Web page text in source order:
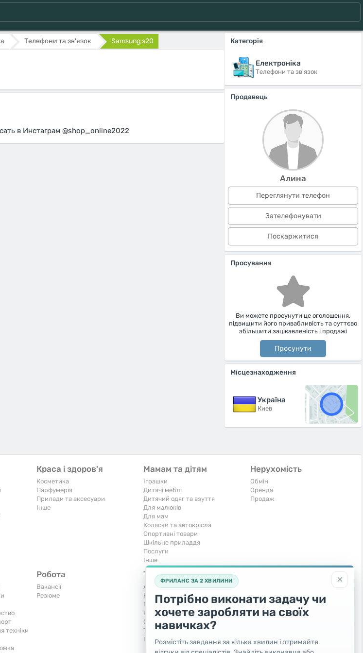
Телефони та зв'язок Samsung s20
в Инстаграм @shop_online2022
Категорія
Електроніка
Телефони та зв'язок
Продавець
Алина
Переглянути телефон
Зателефонувати
Поскаржитися
Просування
Ви можете просунути це оголошення,
підвищити його привабливість та суттєво
збільшити зацікавленість і продажі
Просунути
Місцезнаходження
Україна
Киев
Краса і здоров'я
Косметика
Парфумерія
Прилади та аксесуари
Iнше
Мамам та дітям
Іграшки
Дитячі меблі
Дитячий одяг та взуття
Для малюків
Для мам
Коляски та автокрісла
Спортивні товари
Шкільне приладдя
Послуги
Iнше
Нерухомість
Обмін
Оренда
Продаж
техніки
Робота
Вакансії
Резюме
Тварини та рослини
Акваріумістика
Кішки
Послуги
Рослини та дерева
Собаки
Товари для тварин
Інші тварини
Запчастини та аксесуари
Комерційний транспорт
Легкові автомобілі
Послуги
Яхти, човни, байдарки
×
ФРИЛАНС ЗА 2 ХВИЛИНИ
Потрібно виконати задачу чи
хочете заробляти на своїх
навичках?
Розмістіть завдання за кілька хвилин і отримайте